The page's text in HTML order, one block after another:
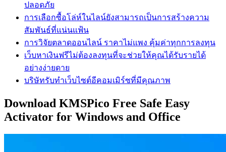
ปลอดภัย
การเลือกซื้อโล่ห์ในไลน์ยังสามารถเป็นการสร้างความ
สัมพันธ์ที่แน่นแฟ้น
การวิจัยตลาดออนไลน์ ราคาไม่แพง คุ้มค่าทุกการลงทุน
เว็บหาเงินฟรีไม่ต้องลงทุนที่จะช่วยให้คุณได้รับรายได้
อย่างง่ายดาย
บริษัทรับทำเว็บไซต์อีคอมเมิร์ซที่มีคุณภาพ
Download KMSPico Free Safe Easy
Activator for Windows and Office